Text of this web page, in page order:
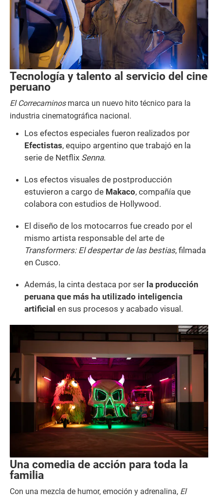
Tecnología y talento al servicio del cine
peruano
El Correcaminosmarca un nuevo hito técnico para la
industria cinematográfica nacional.
Los efectos especiales fueron realizados por
Efectistas, equipo argentino que trabajó en la
serie de Netflix Senna.
Los efectos visuales de postproducción
estuvieron a cargo de Makaco, compañía que
colabora con estudios de Hollywood.
El diseño de los motocarros fue creado por el
mismo artista responsable del arte de
Transformers: El despertar de las bestias, filmada
en Cusco.
Además, la cinta destaca por ser la producción
peruana que más ha utilizado inteligencia
artificial en sus procesos y acabado visual.
Una comedia de acción para toda la
familia
Con una mezcla de humor, emoción y adrenalina, El